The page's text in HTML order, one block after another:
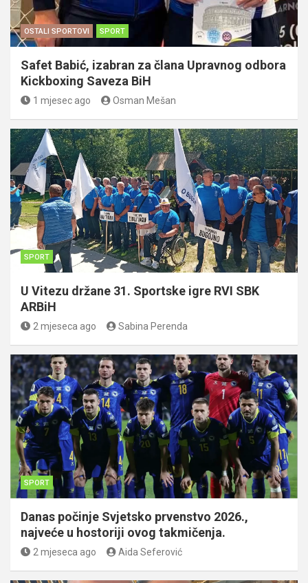
OSTALI SPORTOVI SPORT
Safet Babić, izabran za člana Upravnog odbora
Kickboxing Saveza BiH
1 mjesec ago Osman Mešan
SPORT
U Vitezu držane 31. Sportske igre RVI SBK
ARBiH
2 mjeseca ago Sabina Perenda
SPORT
Danas počinje Svjetsko prvenstvo 2026.,
najveće u hostoriji ovog takmičenja.
2 mjeseca ago Aida Seferović